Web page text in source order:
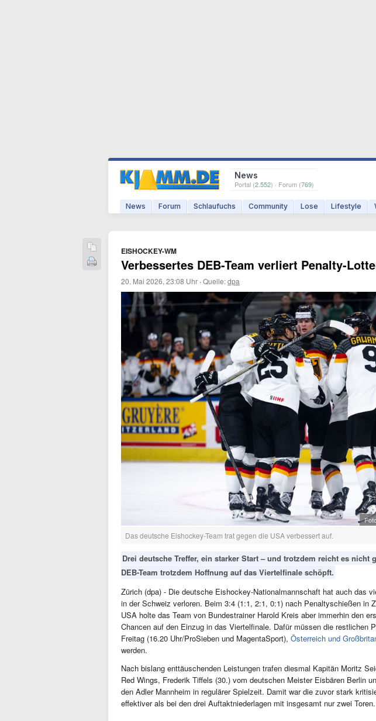
News
Portal (2.552) · Forum (769)
News Forum Schlaufuchs Community Lose Lifestyle
EISHOCKEY-WM
Verbessertes DEB-Team verliert Penalty-
20. Mai 2026, 23:08 Uhr ·Quelle:dpa
Das deutsche Eishockey-Team trat gegen die USA verbessert auf.
Drei deutsche Treffer, ein starker Start – und trotzdem reicht es nicht
DEB-Team trotzdem Hoffnung auf das Viertelfinale schöpft.
Zürich (dpa) - Die deutsche Eishockey-Nationalmannschaft hat auch das
in der Schweiz verloren. Beim 3:4 (1:1, 2:1, 0:1) nach Penaltyschießen in
USA holte das Team von Bundestrainer Harold Kreis aber immerhin den
Chancen auf den Einzug in das Viertelfinale. Dafür müssen die restlichen
Freitag (16.20 Uhr/ProSieben und MagentaSport), Österreich und
werden.
Nach bislang enttäuschenden Leistungen trafen diesmal Kapitän Moritz
Red Wings, Frederik Tiffels (30.) vom deutschen Meister Eisbären Berlin
den Adler Mannheim in regulärer Spielzeit. Damit war die zuvor stark
effektiver als bei den drei Auftaktniederlagen mit insgesamt nur zwei Toren.